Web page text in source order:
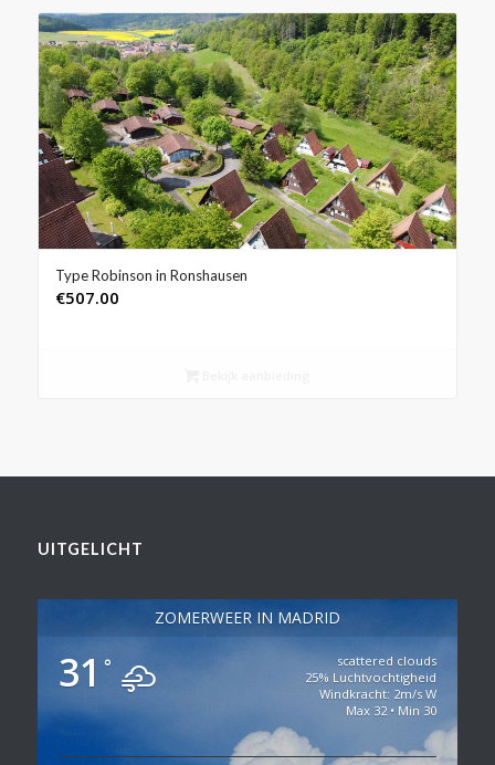
Type Robinson in Ronshausen
€507.00
UITGELICHT
ZOMERWEER IN MADRID
31 °
scattered clouds
25% Luchtvochtigheid
Windkracht: 2m/s W
Max 32 • Min 30